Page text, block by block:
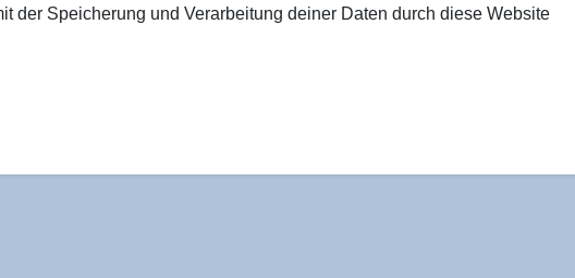
der Speicherung und Verarbeitung deiner Daten durch diese Website